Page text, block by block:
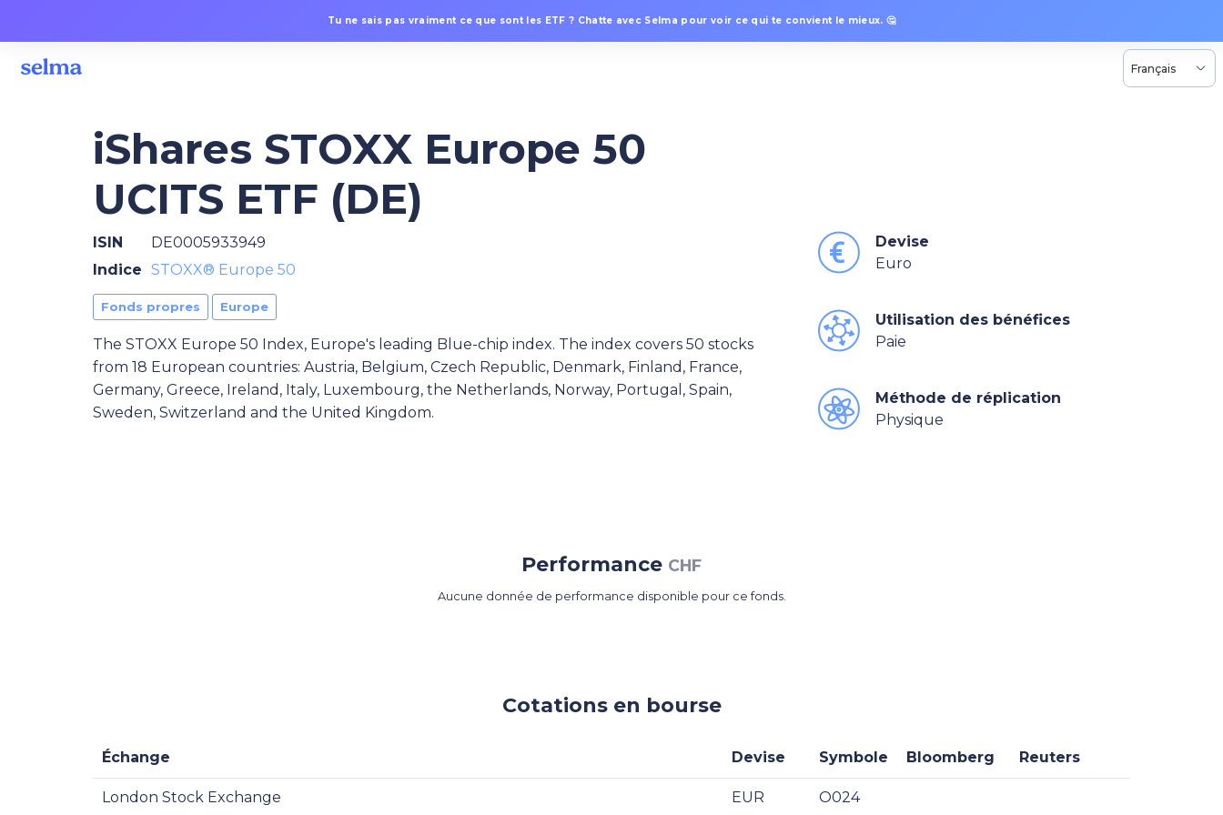
Tu ne sais pas vraiment ce que sont les ETF ? Chatte avec Selma pour voir ce qui te convient le mieux. 🤔
Français
iShares STOXX Europe 50
UCITS ETF (DE)
ISIN
DE0005933949
Indice STOXX® Europe 50
Fonds propres Europe
The STOXX Europe 50 Index, Europe's leading Blue-chip index. The index covers 50 stocks
from 18 European countries: Austria, Belgium, Czech Republic, Denmark, Finland, France,
Germany, Greece, Ireland, Italy, Luxembourg, the Netherlands, Norway, Portugal, Spain,
Sweden, Switzerland and the United Kingdom.
Devise
Euro
Utilisation des bénéfices
Paie
Méthode de réplication
Physique
Performance CHF
Aucune donnée de performance disponible pour ce fonds.
Cotations en bourse
Échange Devise Symbole Bloomberg Reuters
London Stock Exchange EUR O024